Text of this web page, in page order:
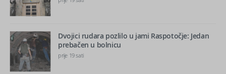
Dvojici rudara pozlilo u jami Raspotočje: Jedan
prebačen u bolnicu
prije 19 sati